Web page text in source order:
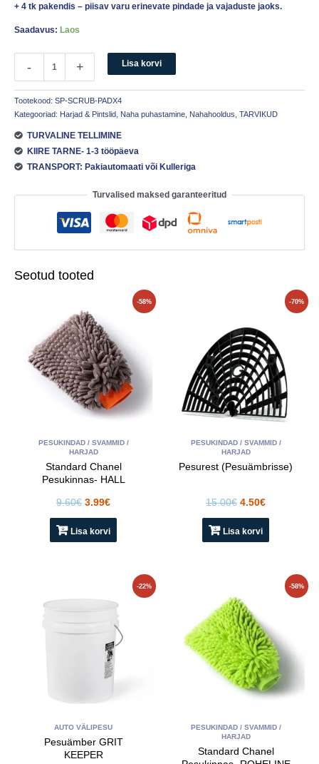
+ 4 tk pakendis – piisav varu erinevate pindade ja vajaduste jaoks.
Saadavus: Laos
- + Lisa korvi
Tootekood: SP-SCRUB-PADX4
Kategooriad: Harjad & Pintslid Naha puhastamine Nahahooldus TARVIKUD
TURVALINE TELLIMINE
KIIRE TARNE- 1-3 tööpäeva
TRANSPORT: Pakiautomaati või Kulleriga
Turvalised maksed garanteeritud
Seotud tooted
-58%
PESUKINDAD / SVAMMID /
HARJAD
Standard Chanel
Pesukinnas- HALL
9.60€
hind
oli:
9.60€.
3.99€
Praegune
3.99€.
Lisa korvi
-70%
PESUKINDAD / SVAMMID /
HARJAD
Pesurest (Pesuämbrisse)
15.00€
15.00€.
4.50€
Praegune
hind
4.50€.
Lisa korvi
-22%
AUTO VÄLIPESU
Pesuämber GRIT
KEEPER
oli:
23.00€.
Praegune
hind
on:
17.90€.
-58%
PESUKINDAD / SVAMMID /
HARJAD
Standard Chanel
hind
oli:
9.60€.
Praegune
3.99€.